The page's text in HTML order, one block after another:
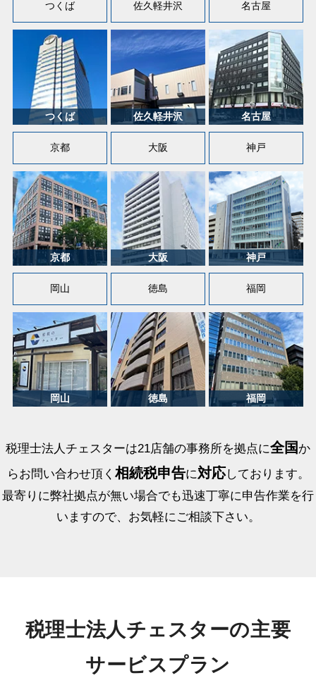
つくば 佐久軽井沢 名古屋
京都 大阪 神戸
岡山 徳島 福岡
税理士法人チェスターは21店舗の事務所を拠点に全国 か
らお問い合わせ頂く 相続税申告に対応しております。
最寄りに弊社拠点が無い場合でも迅速丁寧に申告作業を行
いますので、お気軽にご相談下さい。
税理士法人チェスターの主要
サービスプラン